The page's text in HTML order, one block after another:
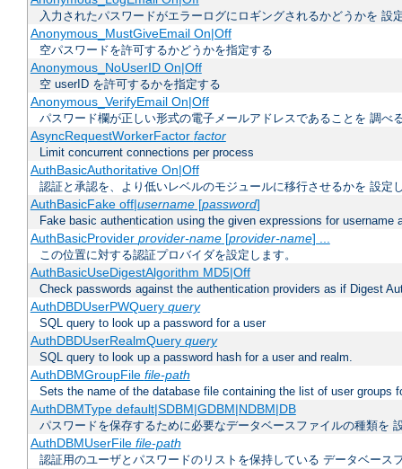
入力されたパスワードがエラーログにロギングされるかどうかを 設
Anonymous_MustGiveEmail On|Off
空パスワードを許可するかどうかを指定する
Anonymous_NoUserID On|Off
空 userID を許可するかを指定する
Anonymous_VerifyEmail On|Off
パスワード欄が正しい形式の電子メールアドレスであることを 調べ
AsyncRequestWorkerFactor factor
Limit concurrent connections per process
AuthBasicAuthoritative On|Off
認証と承認を、より低いレベルのモジュールに移行させるかを 設定
AuthBasicFake off|username[password]
Fake basic authentication using the given expressions for username
AuthBasicProvider provider-name[provider-name] ...
この位置に対する認証プロバイダを設定します。
AuthBasicUseDigestAlgorithm MD5|Off
Check passwords against the authentication providers as if Digest
AuthDBDUserPWQuery query
SQL query to look up a password for a user
AuthDBDUserRealmQuery query
SQL query to look up a password hash for a user and realm.
AuthDBMGroupFile file-path
Sets the name of the database file containing the list of user groups
AuthDBMType default|SDBM|GDBM|NDBM|DB
パスワードを保存するために必要なデータベースファイルの種類を
AuthDBMUserFile file-path
認証用のユーザとパスワードのリストを保持している データベース